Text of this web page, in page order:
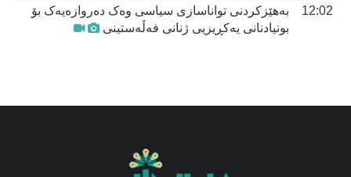
12:02
بەهێزکردنی تواناسازی سیاسی وەک دەروازەیەک بۆ
بونیادنانی یەکڕیزیی ژنانی فەڵەستینی